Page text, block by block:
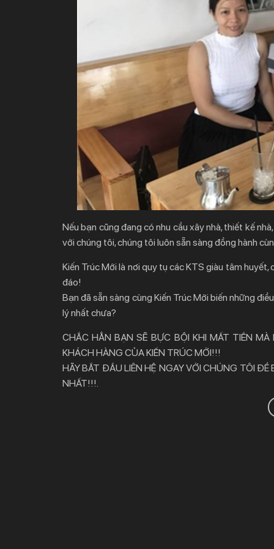
Nếu bạn cũng đang có nhu cầu xây nhà, thiết kế
với chúng tôi, chúng tôi luôn sẵn sàng đồng hành
Kiến Trúc Mới là nơi quy tụ các KTS giàu tâm
đáo!
Bạn đã sẵn sàng cùng Kiến Trúc Mới biến những
lý nhất chưa?
CHẮC HẲN BẠN SẼ BỰC BỘI KHI MẤT TIỀN
KHÁCH HÀNG CỦA KIẾN TRÚC MỚI!!!
HÃY BẮT ĐẦU LIÊN HỆ NGAY VỚI CHÚNG TÔI
NHẤT!!!.